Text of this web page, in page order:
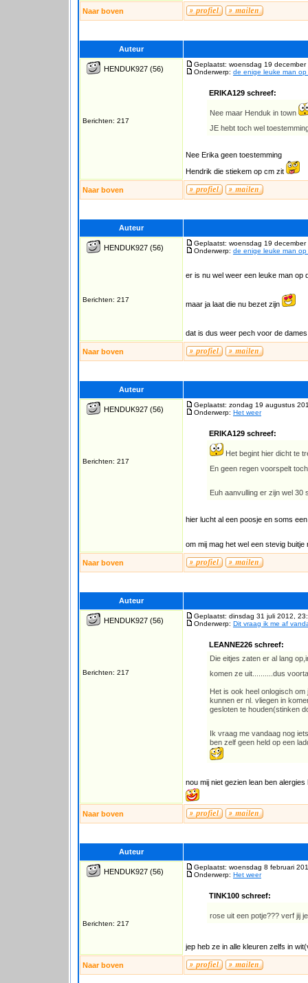
Naar boven
Auteur
HENDUK927 (56)
Berichten: 217
Geplaatst: woensdag 19
Onderwerp: de enige leuke man op
ERIKA129 schreef:
Nee maar Henduk in town
JE hebt toch wel
Nee Erika geen toestemming
Hendrik die stiekem op cm zit
Naar boven
Auteur
HENDUK927 (56)
Berichten: 217
Geplaatst: woensdag 19
Onderwerp: de enige leuke man op
er is nu wel weer een leuke man op
maar ja laat die nu bezet zijn
dat is dus weer pech voor de
Naar boven
Auteur
HENDUK927 (56)
Berichten: 217
Geplaatst: zondag 19 augustus
Onderwerp: Het weer
ERIKA129 schreef:
Het begint hier dicht te
En geen regen voorspelt
Euh aanvulling er zijn wel
hier lucht al een poosje en soms
om mij mag het wel een stevig
Naar boven
Auteur
HENDUK927 (56)
Berichten: 217
Geplaatst: dinsdag 31 juli 2012,
Onderwerp: Dit vraag ik me af
LEANNE226 schreef:
Die eitjes zaten er al lang
komen ze uit..........dus
Het is ook heel onlogisch
kunnen er nl. vliegen in
gesloten te houden(stinken
Ik vraag me vandaag nog
ben zelf geen held op een
nou mij niet gezien lean ben
Naar boven
Auteur
HENDUK927 (56)
Berichten: 217
Geplaatst: woensdag 8 februari
Onderwerp: Het weer
TINK100 schreef:
rose uit een potje??? verf jij
jep heb ze in alle kleuren zelfs in
Naar boven